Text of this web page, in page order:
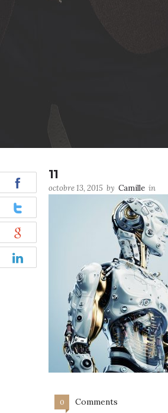
11
octobre 13, 2015 by Camille in
0 Comments